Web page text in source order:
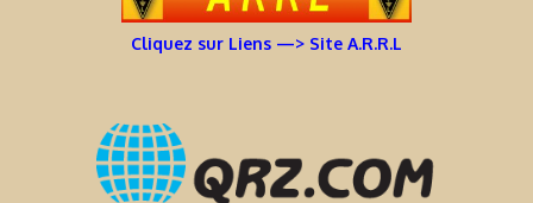
Cliquez sur Liens —> Site A.R.R.L